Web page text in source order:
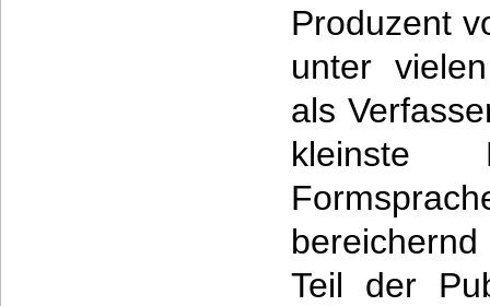
Produzent
unter
als
kleinste
Teil der